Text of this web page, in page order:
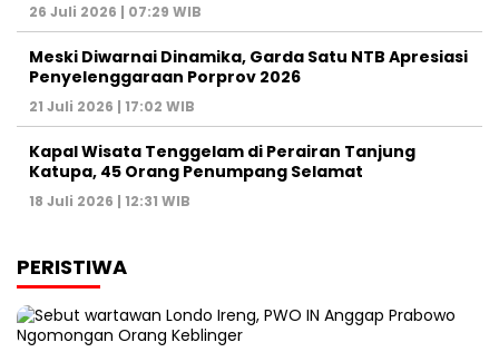
26 Juli 2026 | 07:29 WIB
Meski Diwarnai Dinamika, Garda Satu NTB Apresiasi
Penyelenggaraan Porprov 2026 ‎
21 Juli 2026 | 17:02 WIB
Kapal Wisata Tenggelam di Perairan Tanjung
Katupa, 45 Orang Penumpang Selamat
18 Juli 2026 | 12:31 WIB
PERISTIWA